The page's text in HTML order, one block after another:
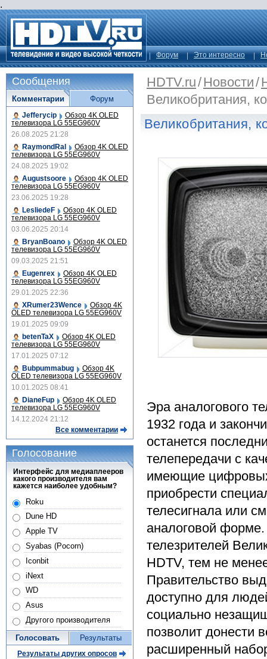
.
Форум Это интересно
HDTV.ru/Новости/
Великобритания,
Великобритания,
Эра аналогового
1932 года и
останется
телепередачи с
имеющие цифровых
приобрести
телесигнала или
аналоговой
телезрителей
HDTV, тем не
Правительство
доступно для
социально
позволит донести
расширенный
Сообщения
Комментарии
Jefferycip Обзор 4K OLED
телевизора LG 55EG960V
26.08.2025 21:28
RaymondRal
Обзор 4K OLED
телевизора LG 55EG960V
24.08.2025 19:02
Augustsoore
Обзор 4K OLED
телевизора LG 55EG960V
23.06.2025 19:28
LesliedeF
Обзор 4K OLED
телевизора LG 55EG960V
03.06.2025 20:14
BryanBoano
Обзор 4K OLED
телевизора LG 55EG960V
09.03.2025 21:51
Eugenrex
Обзор 4K OLED
телевизора LG 55EG960V
29.01.2025 22:36
XRumer23Wence
Обзор 4K
OLED телевизора LG 55EG960V
19.01.2025 09:09
betenTaX
Обзор 4K OLED
телевизора LG 55EG960V
17.01.2025 07:12
Bubpummabug
Обзор 4K
OLED телевизора LG 55EG960V
10.01.2025 08:41
DianeFup
Обзор 4K OLED
телевизора LG 55EG960V
14.12.2024 21:12
Все комментарии
Форум
Голосование
Интерфейс для медиаплееров
какого производителя вам
кажется наиболее удобным?
Roku
Dune HD
Apple TV
Syabas (Pocorn)
Iconbit
iNext
WD
Asus
Другого производителя
Голосовать Результаты
Результаты других опросов